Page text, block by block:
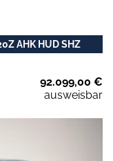
AHK HUD SHZ
92.099,00 €
ausweisbar